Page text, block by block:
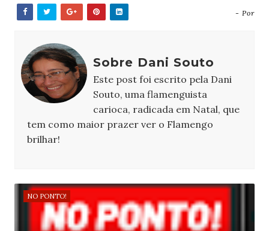
- Por
Sobre Dani Souto
Este post foi escrito pela Dani
Souto, uma flamenguista
carioca, radicada em Natal, que
tem como maior prazer ver o Flamengo
brilhar!
NO PONTO!